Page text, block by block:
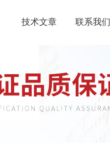
技术文章 联系我们